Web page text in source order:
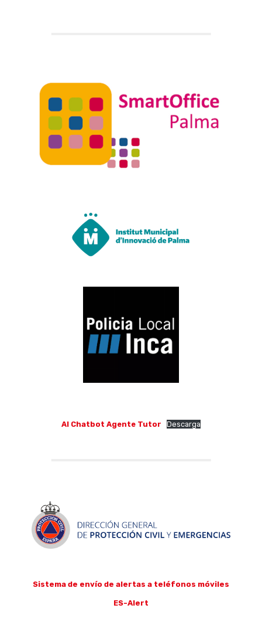
AI Chatbot Agente Tutor Descarga
Sistema de envío de alertas a teléfonos móviles
ES-Alert